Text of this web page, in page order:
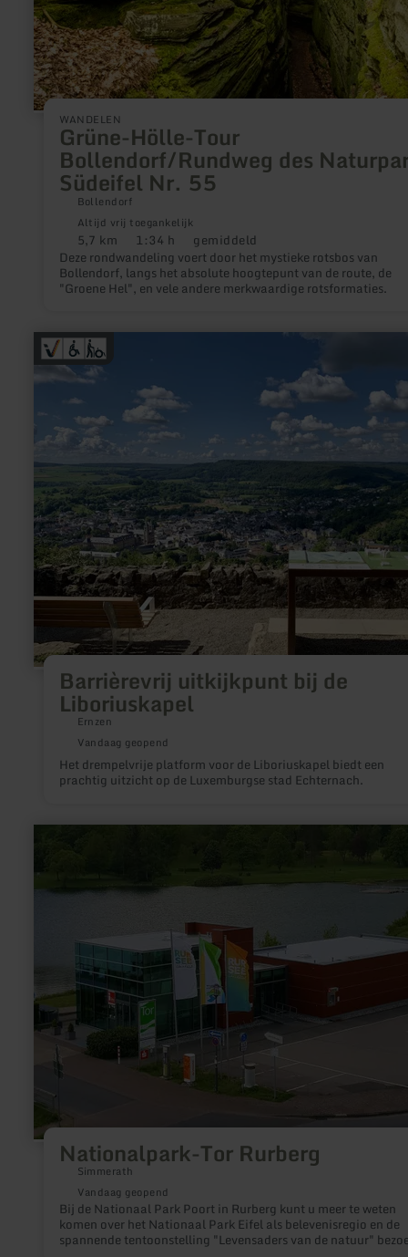
WANDELEN
Grüne-Hölle-Tour
Bollendorf/Rundweg des
Südeifel Nr. 55
Bollendorf
Altijd vrij toegankelijk
Afstand:
5,7 km Duur:
1:34 h Moeilijkheidsgraad:
gemiddeld
Deze rondwandeling voert door het mystieke rotsbos van
Bollendorf, langs het absolute hoogtepunt van de route, de
"Groene Hel", en vele andere merkwaardige rotsformaties.
Barrièrevrij uitkijkpunt bij de
Liboriuskapel
Ernzen
Vandaag geopend
Het drempelvrije platform voor de Liboriuskapel biedt een
prachtig uitzicht op de Luxemburgse stad Echternach.
meer
informatie
over:
Barrièrevrij
uitkijkpunt
Liboriuskapel
Nationalpark-Tor Rurberg
Simmerath
Vandaag geopend
Bij de Nationaal Park Poort in Rurberg kunt u meer te weten
komen over het Nationaal Park Eifel als belevenisregio en de
spannende tentoonstelling "Levensaders van de natuur"
Nationalpark-
Tor